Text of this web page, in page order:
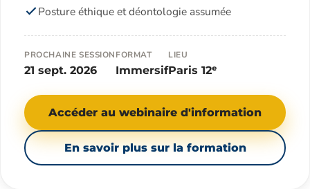
Posture éthique et déontologie assumée
PROCHAINE SESSION
21 sept. 2026
FORMAT
Immersif
LIEU
Paris 12ᵉ
Accéder au webinaire d'information
En savoir plus sur la formation